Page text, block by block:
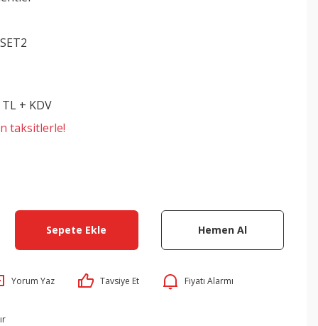
+ KDV
taksitlerle!
Sepete Ekle Hemen Al
Yorum Yaz Tavsiye Et Fiyatı Alarmı